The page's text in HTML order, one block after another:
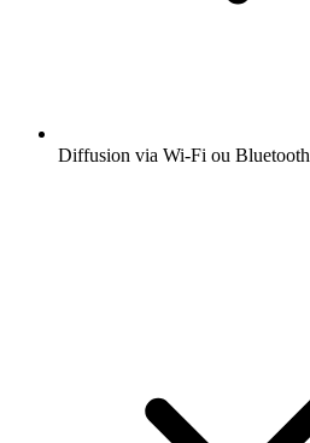
Diffusion via Wi-Fi ou Bluetooth